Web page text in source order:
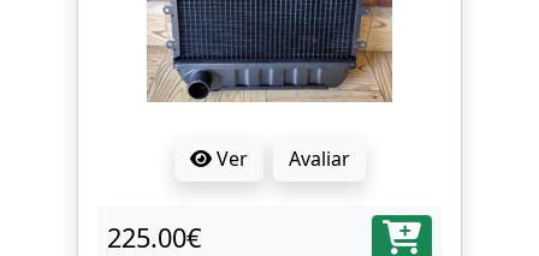
Ver Avaliar
225.00€